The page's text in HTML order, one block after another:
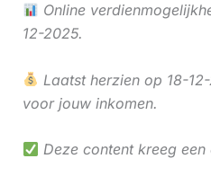
Online
12-2025.
Laatst herzien op 18-
voor jouw inkomen.
Deze content kreeg